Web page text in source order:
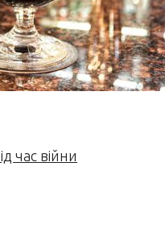
час війни